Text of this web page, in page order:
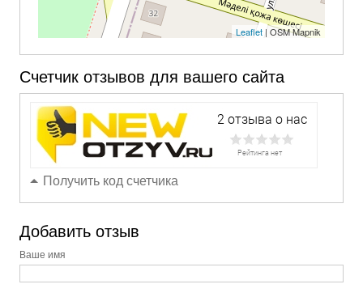
Leaflet| OSM Mapnik
Счетчик отзывов для вашего сайта
Получить код счетчика
Добавить отзыв
Ваше имя